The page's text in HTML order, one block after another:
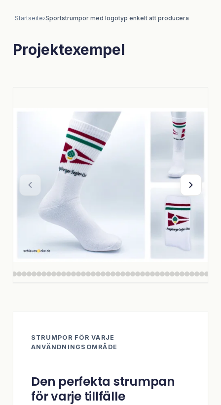
Startseite›Sportstrumpor med logotyp enkelt att producera
Projektexempel
STRUMPOR FÖR VARJE
ANVÄNDNINGSOMRÅDE
Den perfekta strumpan
för varje tillfälle